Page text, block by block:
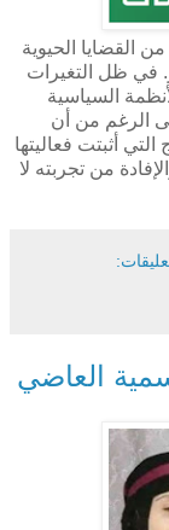
القضايا الحيوية
في ظل التغيرات
السياسية
الرغم من أن
أثبتت فعاليتها
من تجربته لا
العاضي